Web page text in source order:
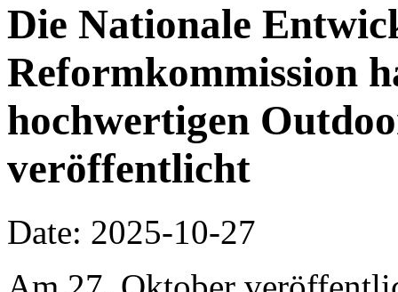
Die Nationale
Reformkommission
hochwertigen
veröffentlicht
Date: 2025-10-27